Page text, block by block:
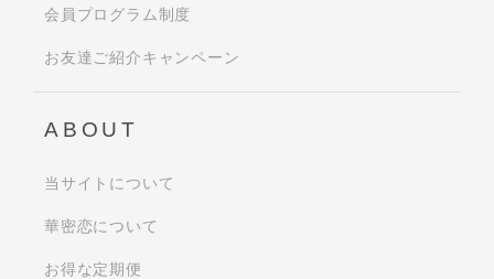
会員プログラム制度
お友達ご紹介キャンペーン
ABOUT
当サイトについて
華密恋について
お得な定期便